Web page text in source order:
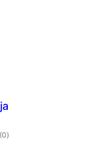
(0total
de
)